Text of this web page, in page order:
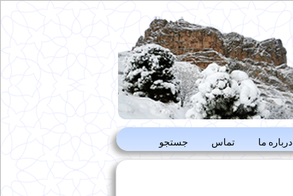
درباره ما تماس جستجو